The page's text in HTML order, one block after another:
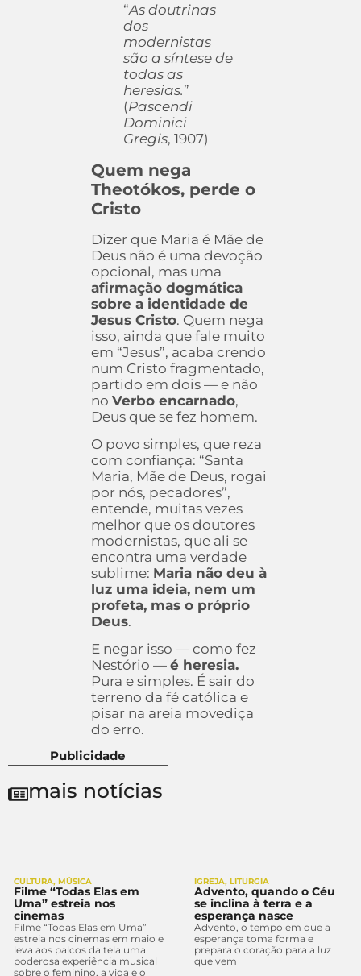
“As doutrinas
dos
modernistas
são a síntese de
todas as
heresias.”
(Pascendi
Dominici
Gregis, 1907)
Quem nega
Theotókos, perde o
Cristo
Dizer que Maria é Mãe de
Deus não é uma devoção
opcional, mas uma
afirmação dogmática
sobre a identidade de
Jesus Cristo. Quem nega
isso, ainda que fale muito
em “Jesus”, acaba crendo
num Cristo fragmentado,
partido em dois — e não
no Verbo encarnado,
Deus que se fez homem.
O povo simples, que reza
com confiança: “Santa
Maria, Mãe de Deus, rogai
por nós, pecadores”,
entende, muitas vezes
melhor que os doutores
modernistas, que ali se
encontra uma verdade
sublime: Maria não deu à
luz uma ideia, nem um
profeta, mas o próprio
Deus.
E negar isso — como fez
Nestório — é heresia.
Pura e simples. É sair do
terreno da fé católica e
pisar na areia movediça
do erro.
Publicidade
mais notícias
CULTURA, MÚSICA
Filme “Todas Elas em
Uma” estreia nos
cinemas
Filme “Todas Elas em Uma”
estreia nos cinemas em maio e
leva aos palcos da tela uma
poderosa experiência musical
sobre o feminino, a vida e o
IGREJA, LITURGIA
Advento, quando o Céu
se inclina à terra e a
esperança nasce
Advento, o tempo em que a
esperança toma forma e
prepara o coração para a luz
que vem